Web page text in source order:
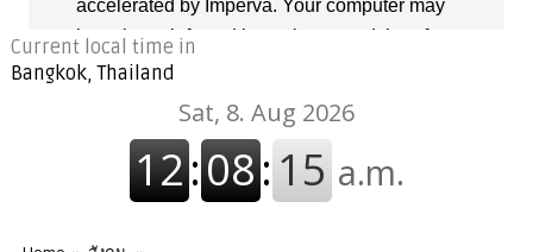
Current local time in
Bangkok, Thailand